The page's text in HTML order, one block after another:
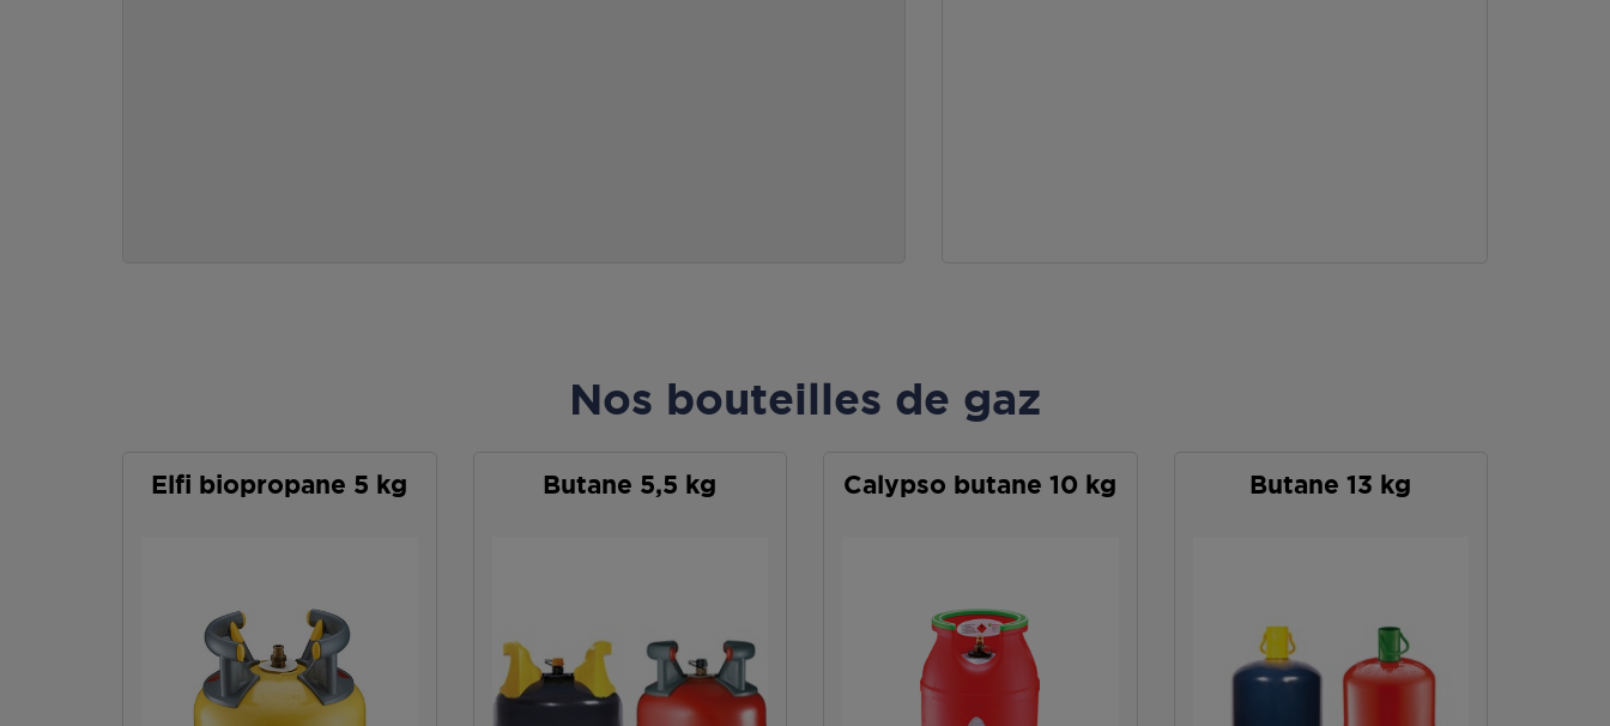
Nos bouteilles de gaz
Elfi biopropane 5 kg Butane 5,5 kg Calypso butane 10 kg Butane 13 kg